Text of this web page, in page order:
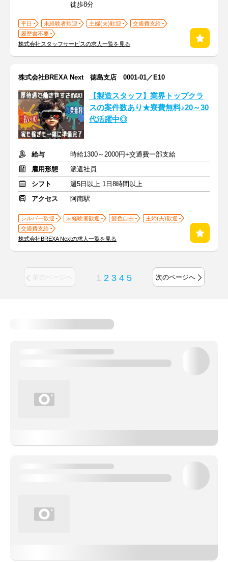
徒歩8分
平日 未経験者歓迎 主婦(夫)歓迎
交通費支給
履歴書不要
株式会社スタッフサービスの求人一覧を見る
株式会社BREXA Next 徳島支店 0001-01／E10
【製造スタッフ】業界トップクラ
スの案件数あり★寮費無料♪20～30
代活躍中◎
給与
時給1300～2000円+交通費一部支給
雇用形態
派遣社員
シフト
週5日以上 1日8時間以上
アクセス
阿南駅
シルバー歓迎 未経験者歓迎 髪色自由
主婦(夫)歓迎
交通費支給
株式会社BREXA Nextの求人一覧を見る
前のページへ 1 2 3 4 5 次のページへ